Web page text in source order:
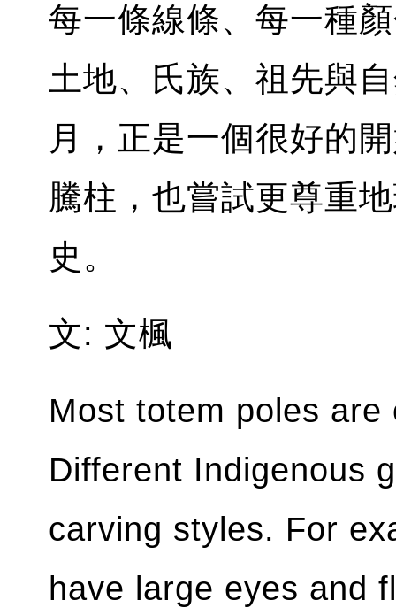
每一條線條、每一種
土地、氏族、祖先與
月，正是一個很好的
騰柱，也嘗試更尊重
史。
文: 文楓
Most totem poles
Different Indigenous
carving styles. For
have large eyes and